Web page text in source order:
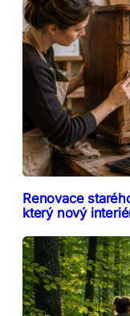
Renovace
který nový